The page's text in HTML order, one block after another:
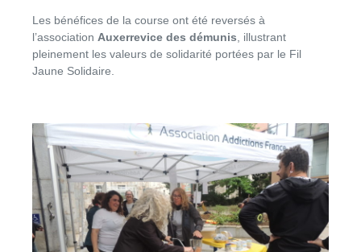
Les bénéfices de la course ont été reversés à
l’association Auxerrevice des démunis, illustrant
pleinement les valeurs de solidarité portées par le Fil
Jaune Solidaire.